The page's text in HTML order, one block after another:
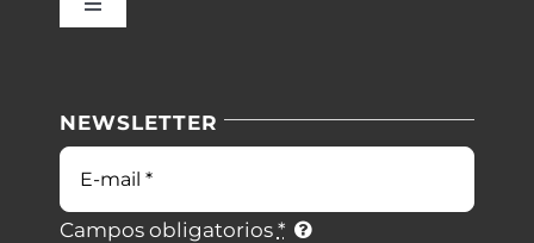
Blog
Contacto
Toggle
Condiciones de uso
Ley de cookies
NEWSLETTER
Correo
electrónico
Campos obligatorios *